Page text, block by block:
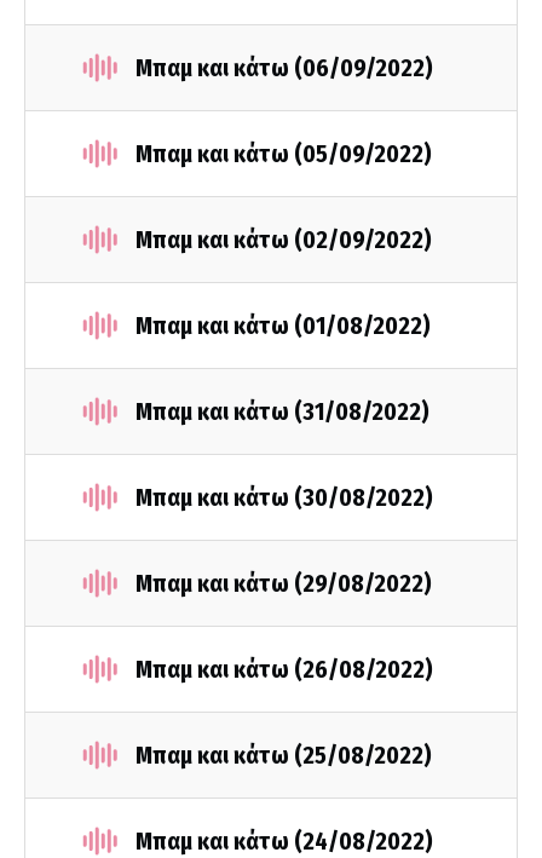
Μπαμ και κάτω (06/09/2022)
Μπαμ και κάτω (05/09/2022)
Μπαμ και κάτω (02/09/2022)
Μπαμ και κάτω (01/08/2022)
Μπαμ και κάτω (31/08/2022)
Μπαμ και κάτω (30/08/2022)
Μπαμ και κάτω (29/08/2022)
Μπαμ και κάτω (26/08/2022)
Μπαμ και κάτω (25/08/2022)
Μπαμ και κάτω (24/08/2022)